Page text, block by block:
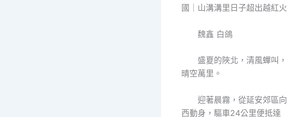
國｜山溝溝里日子超出越紅火
魏鑫 白鴿
盛夏的陜北，清風蟬叫，
晴空萬里。
迎著晨霧，從延安郊區向
西動身，驅車24公里便抵達